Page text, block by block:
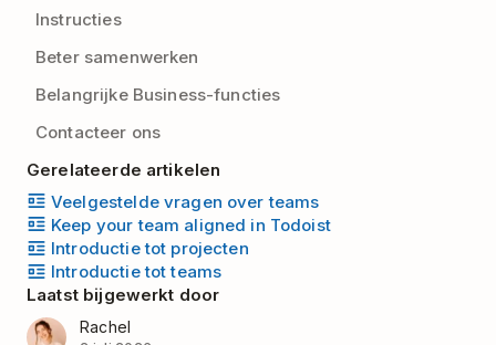
Instructies
Beter samenwerken
Belangrijke Business-functies
Contacteer ons
Gerelateerde artikelen
Veelgestelde vragen over teams
Keep your team aligned in Todoist
Introductie tot projecten
Introductie tot teams
Laatst bijgewerkt door
Rachel